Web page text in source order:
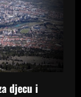
djecu i